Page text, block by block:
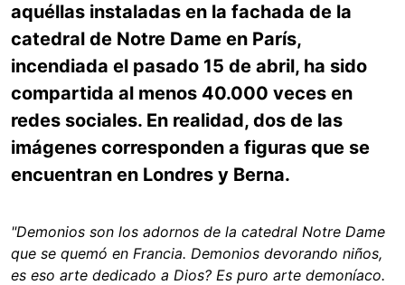
aquéllas instaladas en la fachada de la
catedral de Notre Dame en París,
incendiada el pasado 15 de abril, ha sido
compartida al menos 40.000 veces en
redes sociales. En realidad, dos de las
imágenes corresponden a figuras que se
encuentran en Londres y Berna.
"Demonios son los adornos de la catedral Notre Dame
que se quemó en Francia. Demonios devorando niños,
es eso arte dedicado a Dios? Es puro arte demoníaco.